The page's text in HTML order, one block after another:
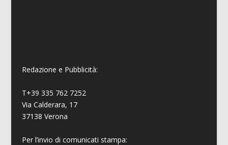
Redazione e Pubblicità:
T+39 335 762 7252
Via Calderara, 17
37138 Verona
Per l’invio di comunicati stampa: